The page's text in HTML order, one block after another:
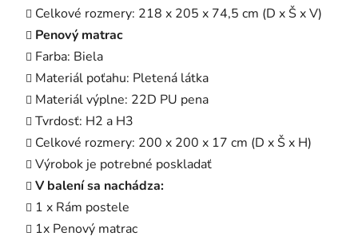
Celkové rozmery: 218 x 205 x 74,5 cm (D x Š x V)
Penový matrac
Farba: Biela
Materiál poťahu: Pletená látka
Materiál výplne: 22D PU pena
Tvrdosť: H2 a H3
Celkové rozmery: 200 x 200 x 17 cm (D x Š x H)
Výrobok je potrebné poskladať
V balení sa nachádza:
1 x Rám postele
1x Penový matrac